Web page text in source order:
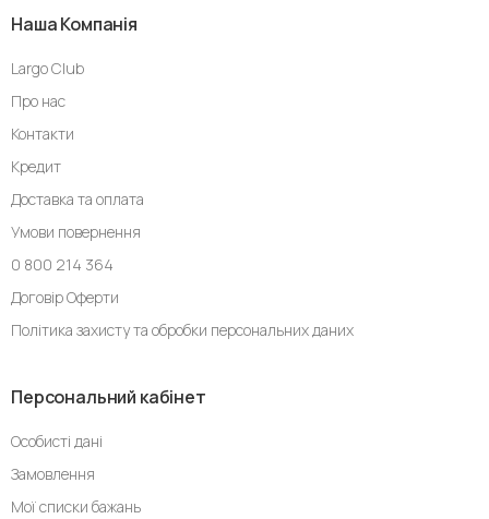
Наша Компанія
Largo Club
Про нас
Контакти
Кредит
Доставка та оплата
Умови повернення
0 800 214 364
Договір Оферти
Політика захисту та обробки персональних даних
Персональний кабінет
Особисті дані
Замовлення
Мої списки бажань